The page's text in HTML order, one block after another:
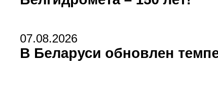
07.08.2026
В Беларуси обновлен